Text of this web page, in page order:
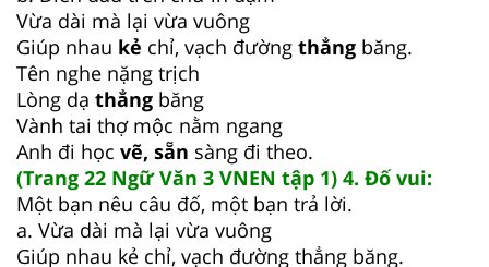
Vừa dài mà lại vừa vuông
Giúp nhau kẻ chỉ, vạch đường thẳng băng.
Tên nghe nặng trịch
Lòng dạ thẳng băng
Vành tai thợ mộc nằm ngang
Anh đi học vẽ, sẵn sàng đi theo.
(Trang 22 Ngữ Văn 3 VNEN tập 1) 4. Đố vui:
Một bạn nêu câu đố, một bạn trả lời.
a. Vừa dài mà lại vừa vuông
Giúp nhau kẻ chỉ, vạch đường thẳng băng.